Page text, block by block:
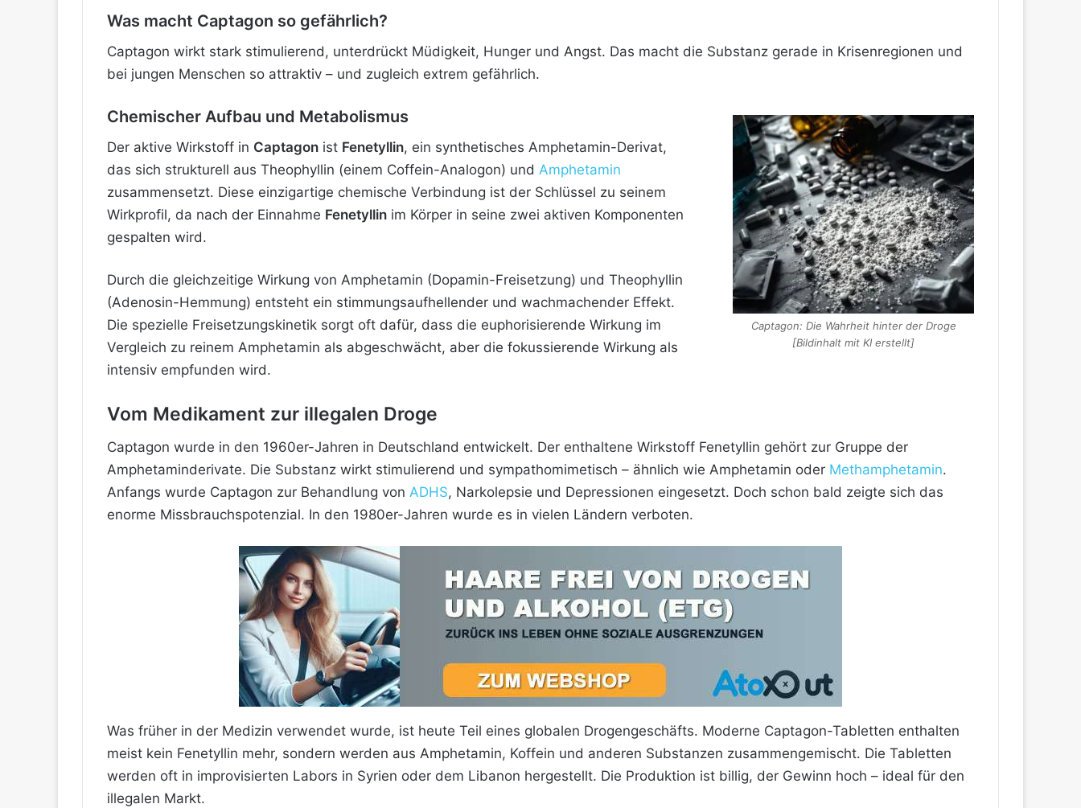
Was macht Captagon so gefährlich?
Captagon wirkt stark stimulierend, unterdrückt Müdigkeit, Hunger und Angst. Das macht die Substanz gerade in Krisenregionen und
bei jungen Menschen so attraktiv – und zugleich extrem gefährlich.
Captagon: Die Wahrheit hinter der Droge
[Bildinhalt mit KI erstellt]
Chemischer Aufbau und Metabolismus
Der aktive Wirkstoff in Captagon ist Fenetyllin, ein synthetisches Amphetamin-Derivat,
das sich strukturell aus Theophyllin (einem Coffein-Analogon) und Amphetamin
zusammensetzt. Diese einzigartige chemische Verbindung ist der Schlüssel zu seinem
Wirkprofil, da nach der Einnahme Fenetyllin im Körper in seine zwei aktiven Komponenten
gespalten wird.
Durch die gleichzeitige Wirkung von Amphetamin (Dopamin-Freisetzung) und Theophyllin
(Adenosin-Hemmung) entsteht ein stimmungsaufhellender und wachmachender Effekt.
Die spezielle Freisetzungskinetik sorgt oft dafür, dass die euphorisierende Wirkung im
Vergleich zu reinem Amphetamin als abgeschwächt, aber die fokussierende Wirkung als
intensiv empfunden wird.
Vom Medikament zur illegalen Droge
Captagon wurde in den 1960er-Jahren in Deutschland entwickelt. Der enthaltene Wirkstoff Fenetyllin gehört zur Gruppe der
Amphetaminderivate. Die Substanz wirkt stimulierend und sympathomimetisch – ähnlich wie Amphetamin oder Methamphetamin.
Anfangs wurde Captagon zur Behandlung von ADHS, Narkolepsie und Depressionen eingesetzt. Doch schon bald zeigte sich das
enorme Missbrauchspotenzial. In den 1980er-Jahren wurde es in vielen Ländern verboten.
Was früher in der Medizin verwendet wurde, ist heute Teil eines globalen Drogengeschäfts. Moderne Captagon-Tabletten enthalten
meist kein Fenetyllin mehr, sondern werden aus Amphetamin, Koffein und anderen Substanzen zusammengemischt. Die Tabletten
werden oft in improvisierten Labors in Syrien oder dem Libanon hergestellt. Die Produktion ist billig, der Gewinn hoch – ideal für den
illegalen Markt.